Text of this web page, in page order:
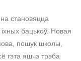
становяцца
бацькоў. Новая
пошук школы,
гэта яшчэ трэба